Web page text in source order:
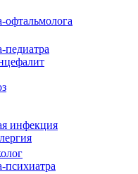
офтальмолога
педиатра
инфекция
психиатра